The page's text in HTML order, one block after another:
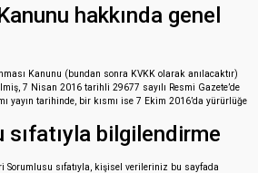
hakkında genel
Kanunu (bundan sonra KVKK olarak anılacaktır)
7 Nisan 2016 tarihli 29677 sayılı Resmi Gazete’de
yayın tarihinde, bir kısmı ise 7 Ekim 2016’da yürürlüğe
bilgilendirme
Sorumlusu sıfatıyla, kişisel verileriniz bu sayfada